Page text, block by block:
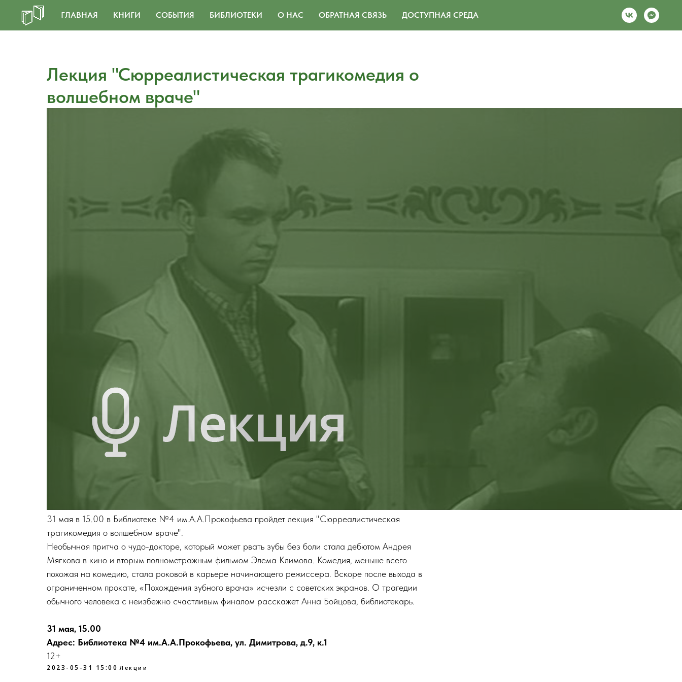
ГЛАВНАЯ КНИГИ СОБЫТИЯ БИБЛИОТЕКИ О НАС ОБРАТНАЯ СВЯЗЬ ДОСТУПНАЯ СРЕДА
Лекция "Сюрреалистическая трагикомедия о
волшебном враче"
31 мая в 15.00 в Библиотеке №4 им.А.А.Прокофьева пройдет лекция "Сюрреалистическая
трагикомедия о волшебном враче".
Необычная притча о чудо-докторе, который может рвать зубы без боли стала дебютом Андрея
Мягкова в кино и вторым полнометражным фильмом Элема Климова. Комедия, меньше всего
похожая на комедию, стала роковой в карьере начинающего режиссера. Вскоре после выхода в
ограниченном прокате, «Похождения зубного врача» исчезли с советских экранов. О трагедии
обычного человека с неизбежно счастливым финалом расскажет Анна Бойцова, библиотекарь.
31 мая, 15.00
Адрес: Библиотека №4 им.А.А.Прокофьева, ул. Димитрова, д.9, к.1
12+
2023-05-31 15:00 Лекции